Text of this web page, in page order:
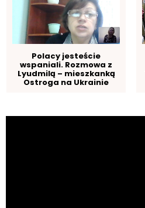
Polacy jesteście
wspaniali. Rozmowa z
Lyudmilą – mieszkanką
Ostroga na Ukrainie